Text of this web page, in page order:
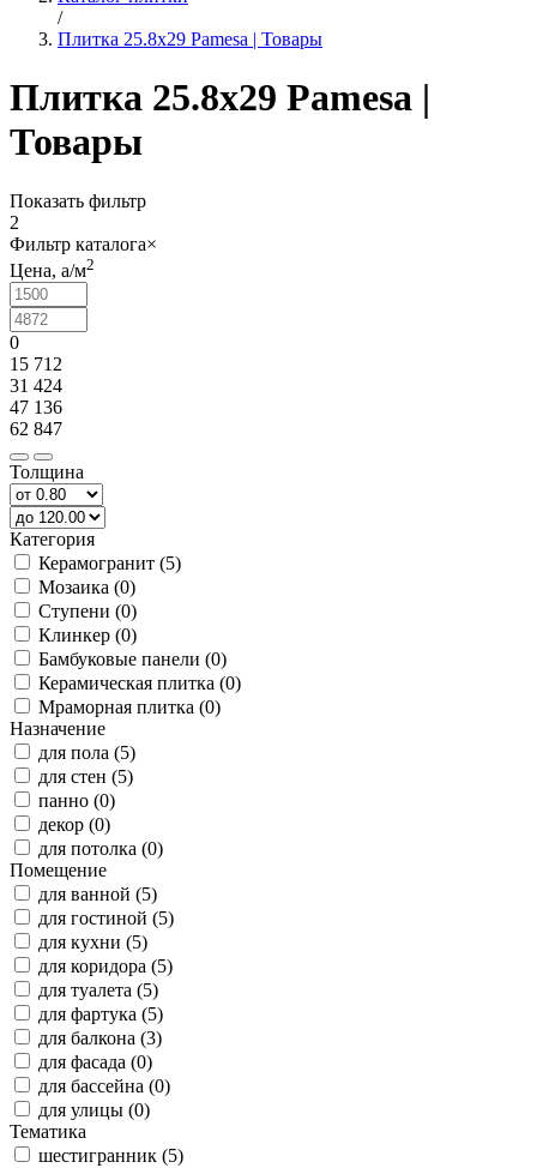
/
Плитка 25.8x29 Pamesa | Товары
Плитка 25.8x29 Pamesa |
Товары
Показать фильтр
2
Фильтр каталога×
Цена, a/м2
0
15 712
31 424
47 136
62 847
Толщина
Категория
Керамогранит (5)
Мозаика (0)
Ступени (0)
Клинкер (0)
Бамбуковые панели (0)
Керамическая плитка (0)
Мраморная плитка (0)
Назначение
для пола (5)
для стен (5)
панно (0)
декор (0)
для потолка (0)
Помещение
для ванной (5)
для гостиной (5)
для кухни (5)
для коридора (5)
для туалета (5)
для фартука (5)
для балкона (3)
для фасада (0)
для бассейна (0)
для улицы (0)
Тематика
шестигранник (5)